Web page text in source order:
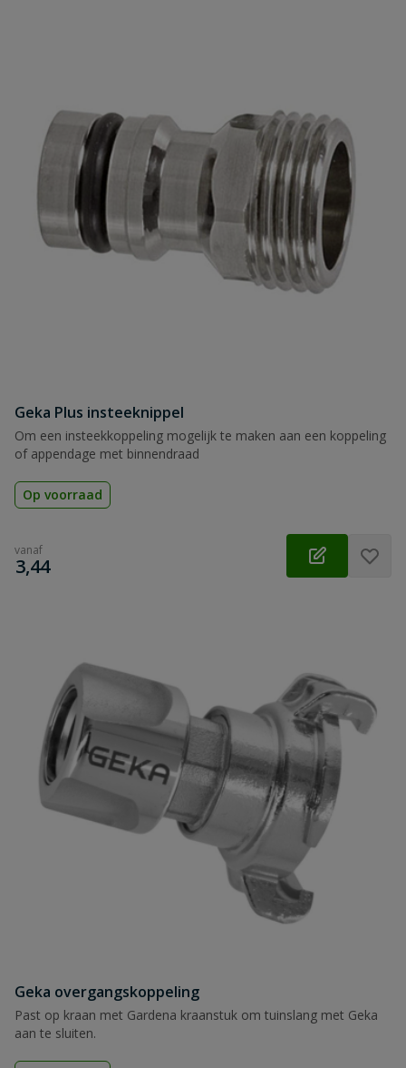
Geka Plus insteeknippel
Om een insteekkoppeling mogelijk te maken aan een koppeling
of appendage met binnendraad
Op voorraad
vanaf
€
3,44
Geka overgangskoppeling
Past op kraan met Gardena kraanstuk om tuinslang met Geka
aan te sluiten.